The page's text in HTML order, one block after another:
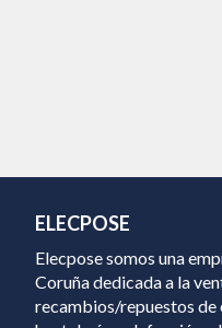
ELECPOSE
Elecpose somos una
Coruña dedicada a la
recambios/repuestos